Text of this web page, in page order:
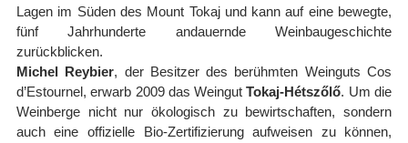
Lagen im Süden des Mount Tokaj und kann auf eine bewegte,
fünf Jahrhunderte andauernde Weinbaugeschichte
zurückblicken.
Michel Reybier, der Besitzer des berühmten Weinguts Cos
d’Estournel, erwarb 2009 das WeingutTokaj-Hétszőlő. Um die
Weinberge nicht nur ökologisch zu bewirtschaften, sondern
auch eine offizielle Bio-Zertifizierung aufweisen zu können,